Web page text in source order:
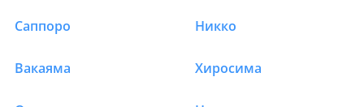
Саппоро Никко
Вакаяма Хиросима